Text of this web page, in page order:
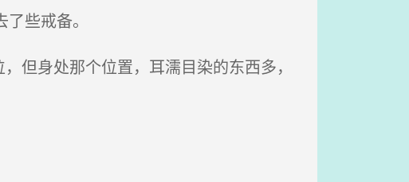
些戒备。
但身处那个位置，耳濡目染的东西多，